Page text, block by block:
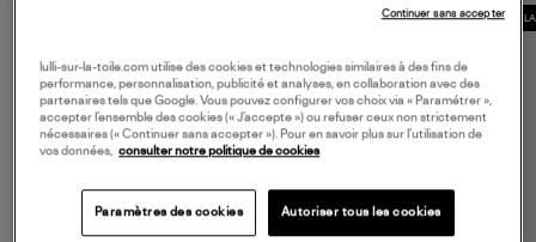
lulli-sur-la-toile.com utilise des cookies et technologies similaires à des fins de
performance, personnalisation, publicité et analyses, en collaboration avec des
partenaires tels que Google. Vous pouvez configurer vos choix via « Paramétrer »,
accepter l’ensemble des cookies (« J’accepte ») ou refuser ceux non strictement
nécessaires (« Continuer sans accepter »). Pour en savoir plus sur l’utilisation de
vos données, consulter notre politique de cookies
Paramètres des cookies Autoriser tous les cookies
Continuer sans accepter